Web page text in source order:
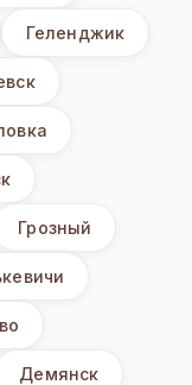
Геленджик
Грозный
Демянск